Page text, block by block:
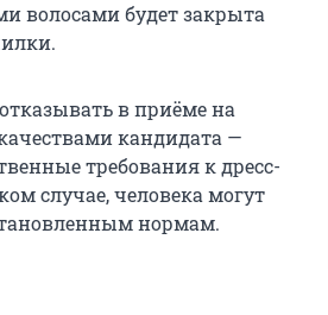
волосами будет закрыта
в приёме на
кандидата —
требования к дресс-
случае, человека могут
нормам.